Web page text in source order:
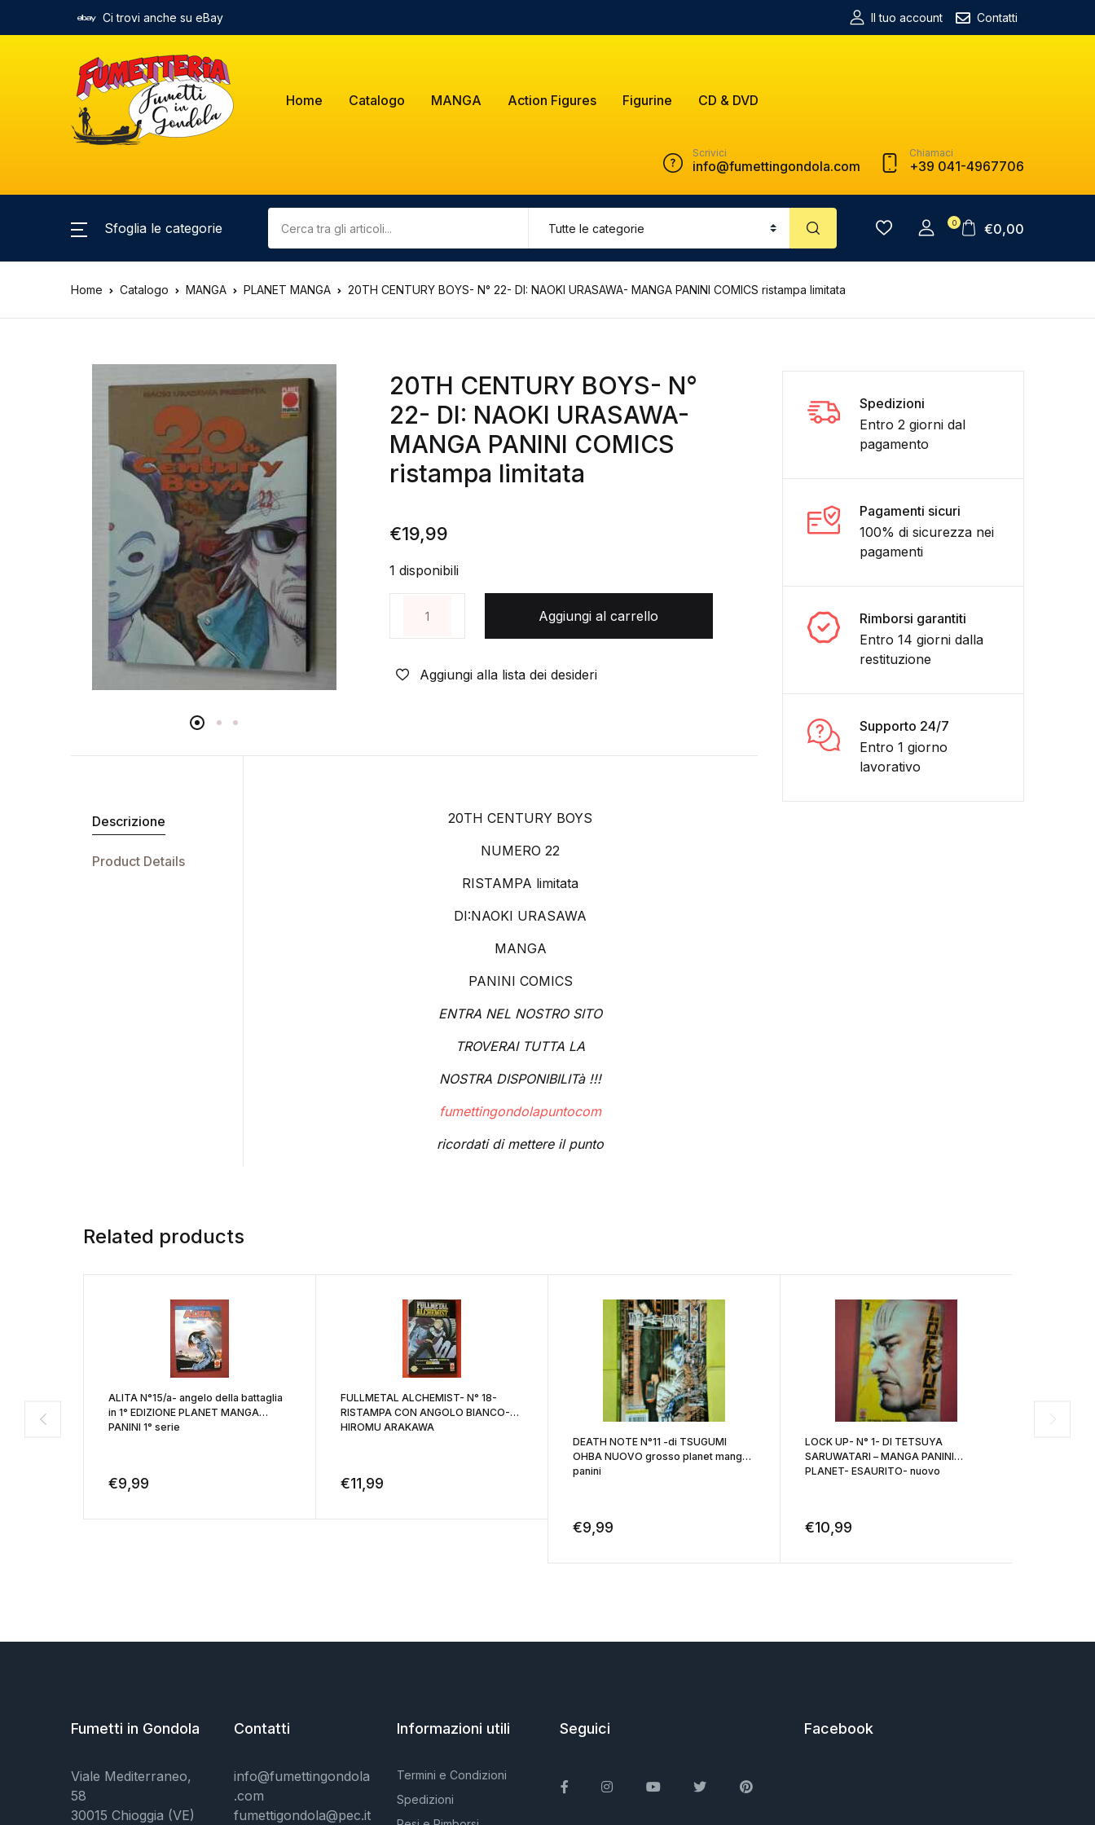
Ci trovi anche su eBay Il tuo account Contatti
Home Catalogo MANGA Action Figures Figurine CD & DVD
Scrivici
info@fumettingondola.com
Chiamaci
+39 041-4967706
Sfoglia le categorie 0 €0,00
Home Catalogo MANGA PLANET MANGA 20TH CENTURY BOYS- N° 22- DI: NAOKI URASAWA- MANGA PANINI COMICS ristampa limitata
20TH CENTURY BOYS- N°
22- DI: NAOKI URASAWA-
MANGA PANINI COMICS
ristampa limitata
€19,99
1 disponibili
Aggiungi al carrello
Aggiungi alla lista dei desideri
Descrizione
Product Details
20TH CENTURY BOYS
NUMERO 22
RISTAMPA limitata
DI:NAOKI URASAWA
MANGA
PANINI COMICS
ENTRA NEL NOSTRO SITO
TROVERAI TUTTA LA
NOSTRA DISPONIBILITà !!!
fumettingondolapuntocom
ricordati di mettere il punto
Spedizioni
Entro 2 giorni dal
pagamento
Pagamenti sicuri
100% di sicurezza nei
pagamenti
Rimborsi garantiti
Entro 14 giorni dalla
restituzione
Supporto 24/7
Entro 1 giorno
lavorativo
Related products
ALITA N°15/a- angelo della battaglia
in 1° EDIZIONE PLANET MANGA
PANINI 1° serie
€9,99
FULLMETAL ALCHEMIST- N° 18-
RISTAMPA CON ANGOLO BIANCO-DI:
HIROMU ARAKAWA
€11,99
DEATH NOTE N°11 -di TSUGUMI
OHBA NUOVO grosso planet manga
panini
€9,99
LOCK UP- N° 1- DI TETSUYA
SARUWATARI – MANGA PANINI
PLANET- ESAURITO- nuovo
€10,99
Fumetti in Gondola
Viale Mediterraneo,
58
30015 Chioggia (VE)
Contatti
info@fumettingondola
.com
fumettigondola@pec.it
Informazioni utili
Termini e Condizioni
Spedizioni
Seguici
FacebookInstagramYou TubeTwitter Pinterest
Facebook